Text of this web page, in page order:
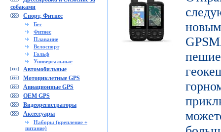
собаками
Спорт, Фитнес
Бег
Фитнес
Плавание
Велоспорт
Гольф
Универсальные
Автомобильные
Мотоциклетные GPS
Авиационные GPS
OEM GPS
Видеорегистраторы
Аксессуары
Наборы (крепление +
питание)